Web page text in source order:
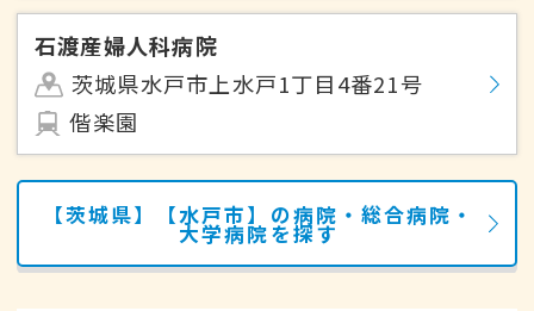
石渡産婦人科病院
茨城県水戸市上水戸1丁目4番21号
偕楽園
【茨城県】【水戸市】の病院・総合病院・
大学病院を探す